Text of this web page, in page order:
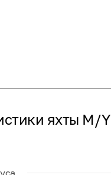
яхты M/